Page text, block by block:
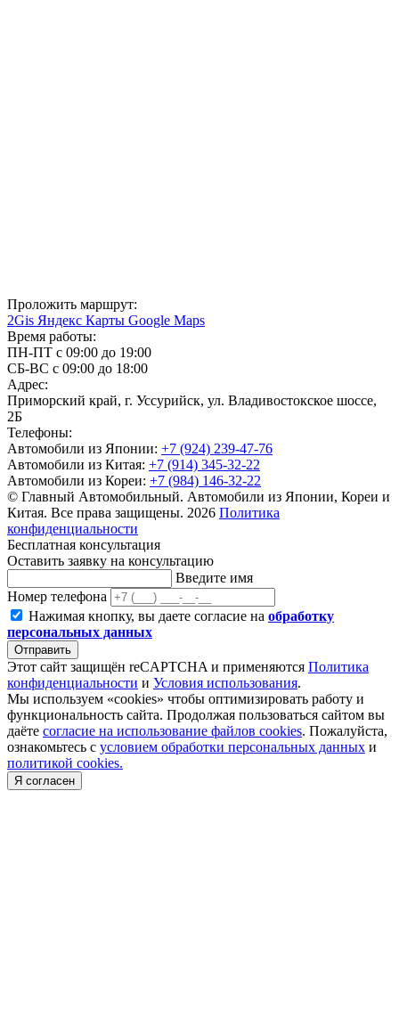
Проложить маршрут:
2Gis Яндекс Карты Google Maps
Время работы:
ПН-ПТ с 09:00 до 19:00
СБ-ВС с 09:00 до 18:00
Адрес:
Приморский край, г. Уссурийск, ул. Владивостокское шоссе,
2Б
Телефоны:
Автомобили из Японии: +7 (924) 239-47-76
Автомобили из Китая: +7 (914) 345-32-22
Автомобили из Кореи: +7 (984) 146-32-22
© Главный Автомобильный. Автомобили из Японии, Кореи и
Китая. Все права защищены. 2026 Политика
конфиденциальности
Бесплатная консультация
Оставить заявку на консультацию
Введите имя
Номер телефона
Нажимая кнопку, вы даете согласие на обработку
персональных данных
Отправить
Этот сайт защищён reCAPTCHA и применяются Политика
конфиденциальности и Условия использования.
Мы используем «cookies» чтобы оптимизировать работу и
функциональность сайта. Продолжая пользоваться сайтом вы
даёте согласие на использование файлов cookies. Пожалуйста,
ознакомьтесь с условием обработки персональных данных и
политикой cookies.
Я согласен